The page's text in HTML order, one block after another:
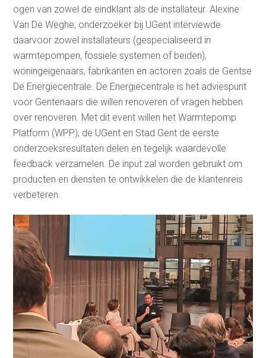
ogen van zowel de eindklant als de installateur. Alexine
Van De Weghe, onderzoeker bij UGent interviewde
daarvoor zowel installateurs (gespecialiseerd in
warmtepompen, fossiele systemen of beiden),
woningeigenaars, fabrikanten en actoren zoals de Gentse
De Energiecentrale. De Energiecentrale is het adviespunt
voor Gentenaars die willen renoveren of vragen hebben
over renoveren. Met dit event willen het Warmtepomp
Platform (WPP), de UGent en Stad Gent de eerste
onderzoeksresultaten delen en tegelijk waardevolle
feedback verzamelen. De input zal worden gebruikt om
producten en diensten te ontwikkelen die de klantenreis
verbeteren.